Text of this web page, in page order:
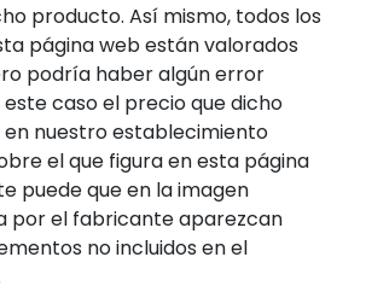
producto. Así mismo, todos los
página web están valorados
podría haber algún error
caso el precio que dicho
nuestro establecimiento
el que figura en esta página
puede que en la imagen
por el fabricante aparezcan
no incluidos en el